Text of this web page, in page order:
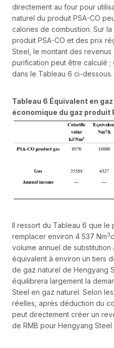
directement au four pour
naturel du produit PSA-CO
calories de combustion. Sur
produit PSA-CO et des prix
Steel, le montant des
purification peut être calculé ;
dans le Tableau 6 ci-dessous.
Tableau 6 Équivalent en
économique du gaz produit
Il ressort du Tableau 6 que le
remplacer environ 4 537 Nm3
volume annuel de substitution
équivalent à environ un tiers
de gaz naturel de Hengyang
équilibrera largement la
Steel en gaz naturel. Selon
réelles, après déduction du
peut directement créer un
de RMB pour Hengyang